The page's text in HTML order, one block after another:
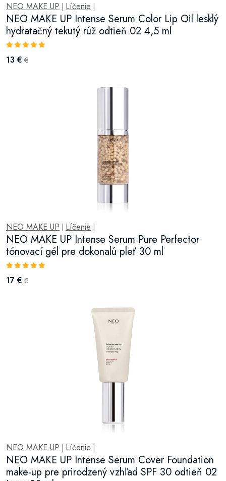
NEO MAKE UP Líčenie
NEO MAKE UP Intense Serum Color Lip Oil lesklý
hydratačný tekutý rúž odtieň 02 4,5 ml
13 € €
NEO MAKE UP Líčenie
NEO MAKE UP Intense Serum Pure Perfector
tónovací gél pre dokonalú pleť 30 ml
17 € €
NEO MAKE UP Líčenie
NEO MAKE UP Intense Serum Cover Foundation
make-up pre prirodzený vzhľad SPF 30 odtieň 02